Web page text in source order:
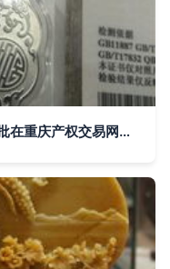
金银制品、品牌服饰及其他物品一批在重庆产权交易网挂牌转让